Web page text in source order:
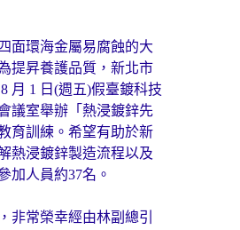
面環海金屬易腐蝕的大
提昇養護品質，新北市
月 1 日(週五)假臺鍍科技
議室舉辦「熱浸鍍鋅先
育訓練。希望有助於新
熱浸鍍鋅製造流程以及
加人員約37名。
非常榮幸經由林副總引